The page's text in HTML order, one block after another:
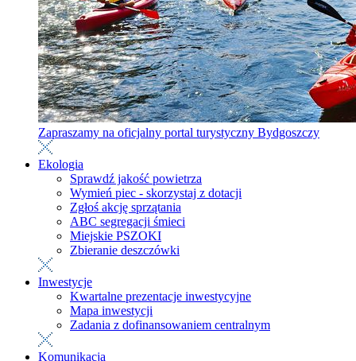
Zapraszamy na oficjalny portal turystyczny Bydgoszczy
Ekologia
Sprawdź jakość powietrza
Wymień piec - skorzystaj z dotacji
Zgłoś akcję sprzątania
ABC segregacji śmieci
Miejskie PSZOKI
Zbieranie deszczówki
Inwestycje
Kwartalne prezentacje inwestycyjne
Mapa inwestycji
Zadania z dofinansowaniem centralnym
Komunikacja